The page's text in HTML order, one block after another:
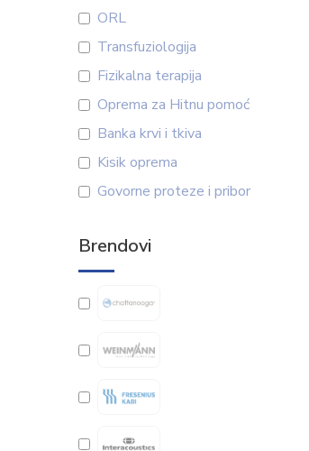
ORL
Transfuziologija
Fizikalna terapija
Oprema za Hitnu pomoć
Banka krvi i tkiva
Kisik oprema
Govorne proteze i pribor
Brendovi